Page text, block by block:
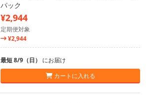
パック
¥2,944
定期便対象
¥2,944
最短 8/9（日） にお届け
カートに入れる